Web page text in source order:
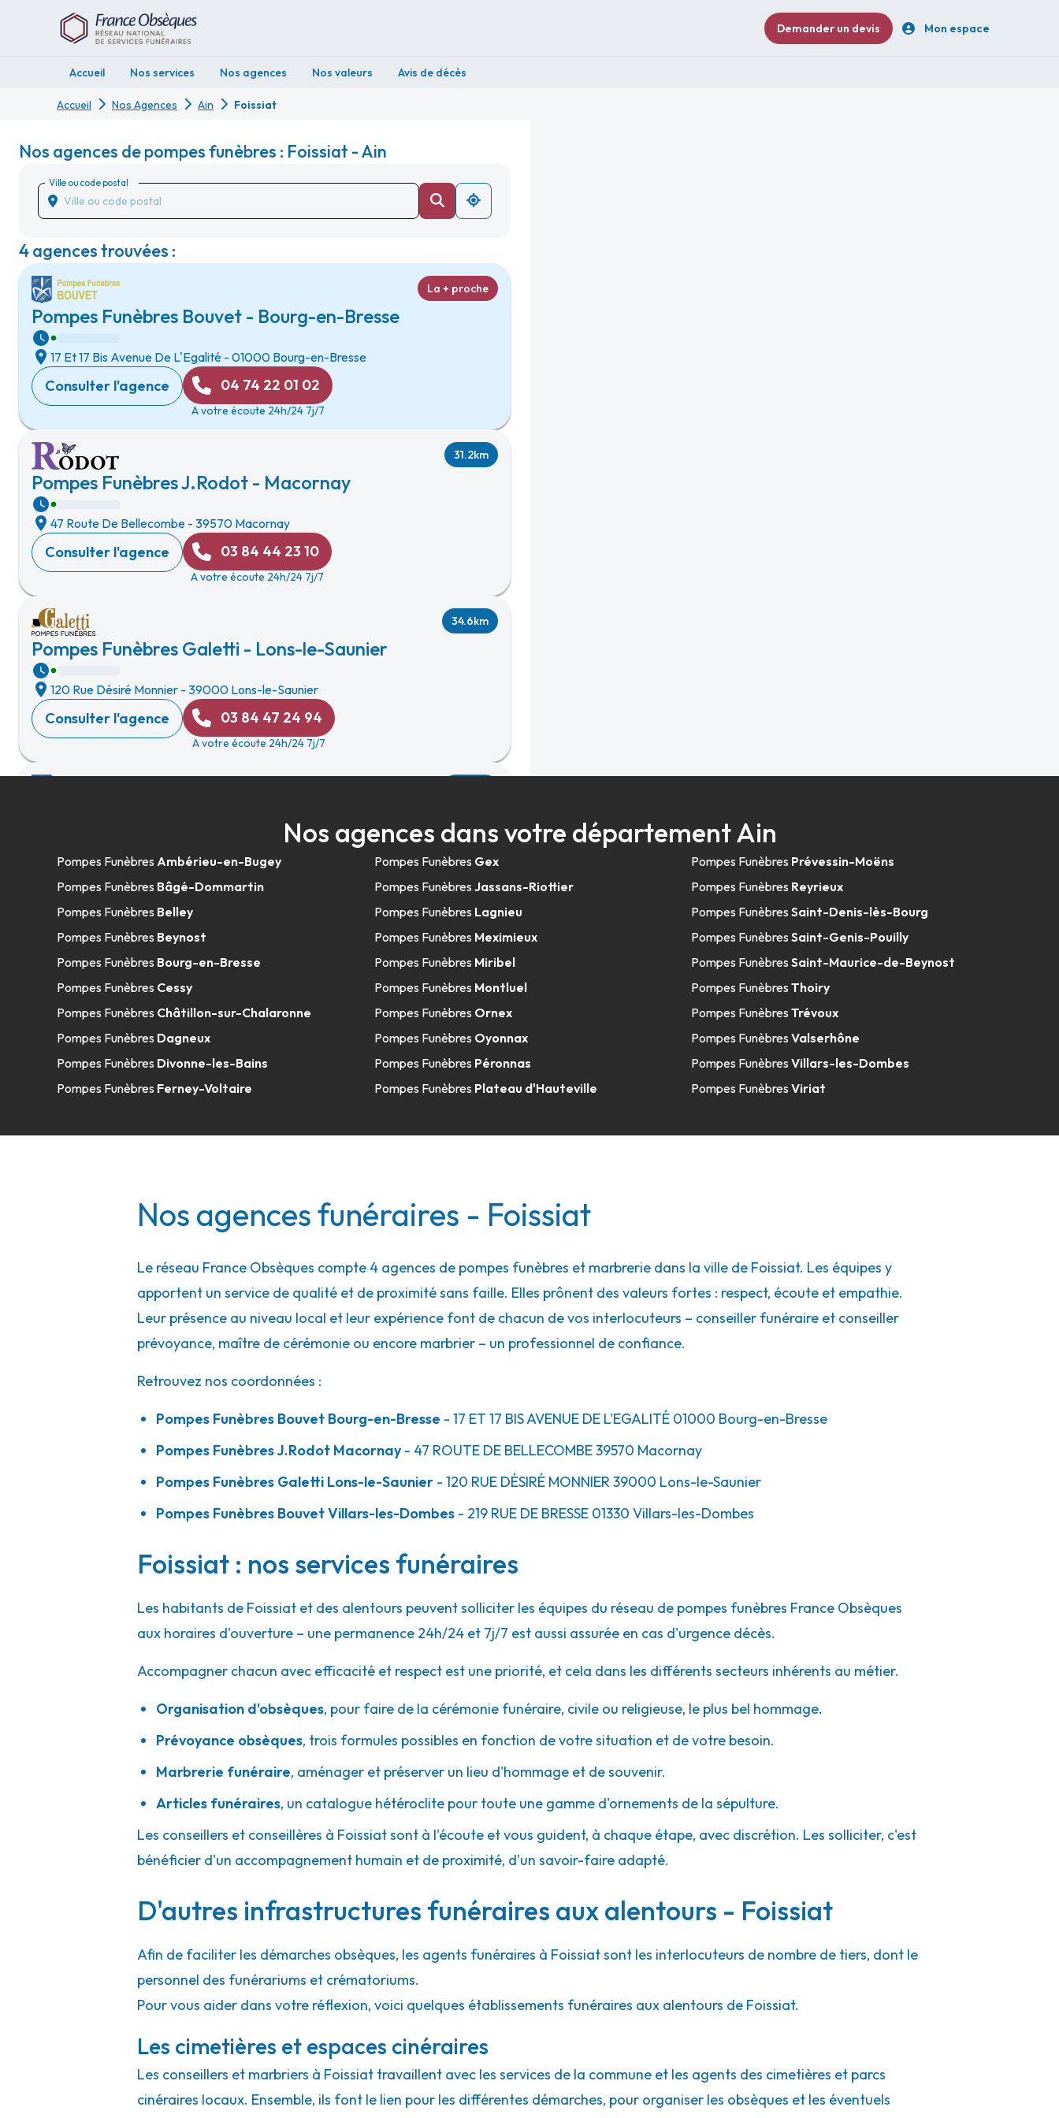
Demander un devis Mon espace
Accueil Nos services Nos agences Nos valeurs Avis de décès
Accueil Nos Agences Ain Foissiat
Nos agences de pompes funèbres : Foissiat - Ain
Ville ou code postal
4 agences trouvées :
Pompes Funèbres Bouvet - Bourg-en-Bresse
La + proche
17 Et 17 Bis Avenue De L'Egalité - 01000 Bourg-en-Bresse
Consulter l'agence 04 74 22 01 02
A votre écoute 24h/24 7j/7
Pompes Funèbres J.Rodot - Macornay
31.2km
47 Route De Bellecombe - 39570 Macornay
Consulter l'agence 03 84 44 23 10
A votre écoute 24h/24 7j/7
Pompes Funèbres Galetti - Lons-le-Saunier
34.6km
120 Rue Désiré Monnier - 39000 Lons-le-Saunier
Consulter l'agence 03 84 47 24 94
A votre écoute 24h/24 7j/7
219 Rue De Bresse-01330 Villars-les-Dombes
Consulter l'agence 04 74 98 01 00
A votre écoute 24h/24 7j/7
Nos agences dans votre département Ain
Pompes Funèbres Ambérieu-en-Bugey
Pompes Funèbres Bâgé-Dommartin
Pompes Funèbres Belley
Pompes Funèbres Beynost
Pompes Funèbres Bourg-en-Bresse
Pompes Funèbres Cessy
Pompes Funèbres Châtillon-sur-Chalaronne
Pompes Funèbres Dagneux
Pompes Funèbres Divonne-les-Bains
Pompes Funèbres Ferney-Voltaire
Pompes Funèbres Gex
Pompes Funèbres Jassans-Riottier
Pompes Funèbres Lagnieu
Pompes Funèbres Meximieux
Pompes Funèbres Miribel
Pompes Funèbres Montluel
Pompes Funèbres Ornex
Pompes Funèbres Oyonnax
Pompes Funèbres Péronnas
Pompes Funèbres Plateau d'Hauteville
Pompes Funèbres Prévessin-Moëns
Pompes Funèbres Reyrieux
Pompes FunèbresSaint-Denis-lès-Bourg
Pompes FunèbresSaint-Genis-Pouilly
Pompes FunèbresSaint-Maurice-de-Beynost
Pompes FunèbresThoiry
Pompes FunèbresTrévoux
Pompes FunèbresValserhône
Pompes FunèbresVillars-les-Dombes
Pompes FunèbresViriat
Nos agences funéraires - Foissiat
Le réseau France Obsèques compte 4 agences de pompes funèbres et marbrerie dans la ville de Foissiat. Les équipes y
apportent un service de qualité et de proximité sans faille. Elles prônent des valeurs fortes : respect, écoute et empathie.
Leur présence au niveau local et leur expérience font de chacun de vos interlocuteurs – conseiller funéraire et conseiller
prévoyance, maître de cérémonie ou encore marbrier – un professionnel de confiance.
Retrouvez nos coordonnées :
Pompes Funèbres Bouvet Bourg-en-Bresse - 17 ET 17 BIS AVENUE DE L'EGALITÉ 01000 Bourg-en-Bresse
Pompes Funèbres J.Rodot Macornay- 47 ROUTE DE BELLECOMBE39570 Macornay
Pompes Funèbres Galetti Lons-le-Saunier - 120 RUE DÉSIRÉ MONNIER39000 Lons-le-Saunier
Pompes Funèbres Bouvet Villars-les-Dombes - 219 RUE DE BRESSE 01330 Villars-les-Dombes
Foissiat : nos services funéraires
Les habitants de Foissiat et des alentours peuvent solliciter les équipes du réseau de pompes funèbres France Obsèques
aux horaires d'ouverture – une permanence 24h/24 et 7j/7 est aussi assurée en cas d'urgence décès.
Accompagner chacun avec efficacité et respect est une priorité, et cela dans les différents secteurs inhérents au métier.
Organisation d'obsèques, pour faire de la cérémonie funéraire, civile ou religieuse, le plus bel hommage.
Prévoyance obsèques, trois formules possibles en fonction de votre situation et de votre besoin.
Marbrerie funéraire, aménager et préserver un lieu d'hommage et de souvenir.
Articles funéraires, un catalogue hétéroclite pour toute une gamme d'ornements de la sépulture.
Les conseillers et conseillères à Foissiat sont à l'écoute et vous guident, à chaque étape, avec discrétion. Les solliciter, c'est
bénéficier d'un accompagnement humain et de proximité, d'un savoir-faire adapté.
D'autres infrastructures funéraires aux alentours - Foissiat
Afin de faciliter les démarches obsèques, les agents funéraires à Foissiat sont les interlocuteurs de nombre de tiers, dont le
personnel des funérariums et crématoriums.
Pour vous aider dans votre réflexion, voici quelques établissements funéraires aux alentours de Foissiat.
Les cimetières et espaces cinéraires
Les conseillers et marbriers à Foissiat travaillent avec les services de la commune et les agents des cimetières et parcs
cinéraires locaux. Ensemble, ils font le lien pour les différentes démarches, pour organiser les obsèques et les éventuels